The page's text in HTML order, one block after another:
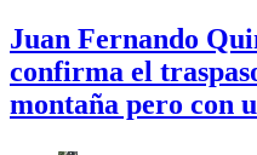
Juan Fernando
confirma el
montaña pero con